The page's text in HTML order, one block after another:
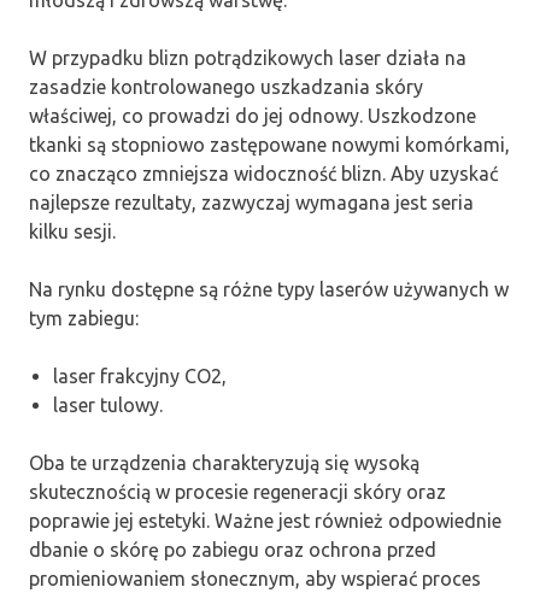
W przypadku blizn potrądzikowych laser działa na
zasadzie kontrolowanego uszkadzania skóry
właściwej, co prowadzi do jej odnowy. Uszkodzone
tkanki są stopniowo zastępowane nowymi komórkami,
co znacząco zmniejsza widoczność blizn. Aby uzyskać
najlepsze rezultaty, zazwyczaj wymagana jest seria
kilku sesji.
Na rynku dostępne są różne typy laserów używanych w
tym zabiegu:
laser frakcyjny CO2,
laser tulowy.
Oba te urządzenia charakteryzują się wysoką
skutecznością w procesie regeneracji skóry oraz
poprawie jej estetyki. Ważne jest również odpowiednie
dbanie o skórę po zabiegu oraz ochrona przed
promieniowaniem słonecznym, aby wspierać proces